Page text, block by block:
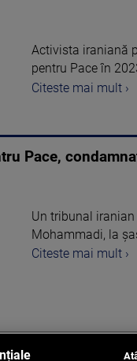
Activista iraniană
pentru Pace în
Citeste mai mult ›
Pace,
Un tribunal
Mohammadi, la
Citeste mai mult ›